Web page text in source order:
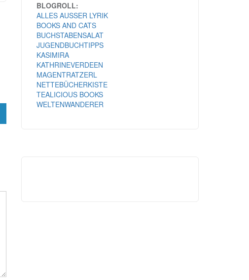
BLOGROLL:
ALLES AUSSER LYRIK
BOOKS AND CATS
BUCHSTABENSALAT
JUGENDBUCHTIPPS
KASIMIRA
KATHRINEVERDEEN
MAGENTRATZERL
NETTEBÜCHERKISTE
TEALICIOUS BOOKS
WELTENWANDERER